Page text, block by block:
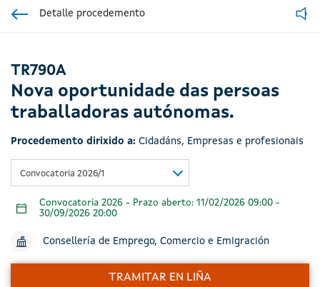
Detalle procedemento
TR790A
Nova oportunidade das persoas
traballadoras autónomas.
Procedemento dirixido a: Cidadáns, Empresas e profesionais
Convocatoria 2026/1
Convocatoria 2026 - Prazo aberto: 11/02/2026 09:00 -
30/09/2026 20:00
Consellería de Emprego, Comercio e Emigración
TRAMITAR EN LIÑA